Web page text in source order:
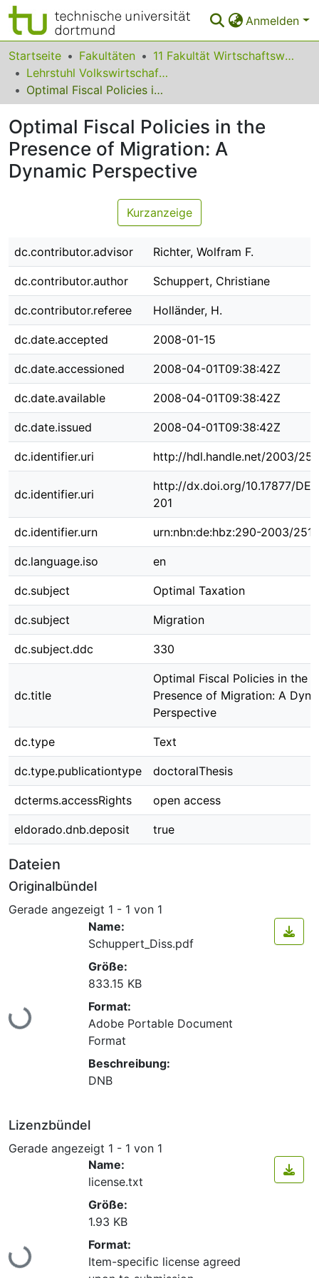
Anmelden
Bereiche & Sammlungen
Das gesamte Repositorium
FAQ
Leitlinien
Zurück zur Startseite
Startseite Fakultäten
11 Fakultät Wirtschaftswissenschaften
Lehrstuhl Volkswirtschaftslehre (Öffentliche Finanzen)
Optimal Fiscal Policies in the Presence of Migration: A Dynamic Perspective
Optimal Fiscal Policies in the
Presence of Migration: A
Dynamic Perspective
Kurzanzeige
dc.contributor.advisor Richter, Wolfram F.
dc.contributor.author Schuppert, Christiane
dc.contributor.referee Holländer, H.
dc.date.accepted 2008-01-15
dc.date.accessioned 2008-04-01T09:38:42Z
dc.date.available 2008-04-01T09:38:42Z
dc.date.issued 2008-04-01T09:38:42Z
dc.identifier.uri http://hdl.handle.net/2003/
dc.identifier.uri
http://dx.doi.org/10.17877/
201
dc.identifier.urn urn:nbn:de:hbz:290-2003/
dc.language.iso en
dc.subject Optimal Taxation
dc.subject Migration
dc.subject.ddc 330
dc.title
Optimal Fiscal Policies in the
Presence of Migration: A
Perspective
dc.type Text
dc.type.publicationtype doctoralThesis
dcterms.accessRights open access
eldorado.dnb.deposit true
Dateien
Originalbündel
Gerade angezeigt 1 - 1 von 1
Lade...
Name:
Schuppert_Diss.pdf
Größe:
833.15 KB
Format:
Adobe Portable Document
Format
Beschreibung:
DNB
Lizenzbündel
Gerade angezeigt 1 - 1 von 1
Lade...
Name:
license.txt
Größe:
1.93 KB
Format:
Item-specific license agreed